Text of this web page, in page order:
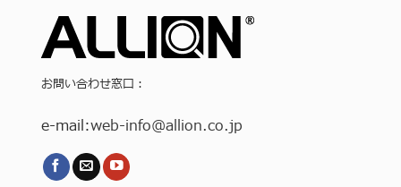
お問い合わせ窓口：
e-mail:web-info@allion.co.jp